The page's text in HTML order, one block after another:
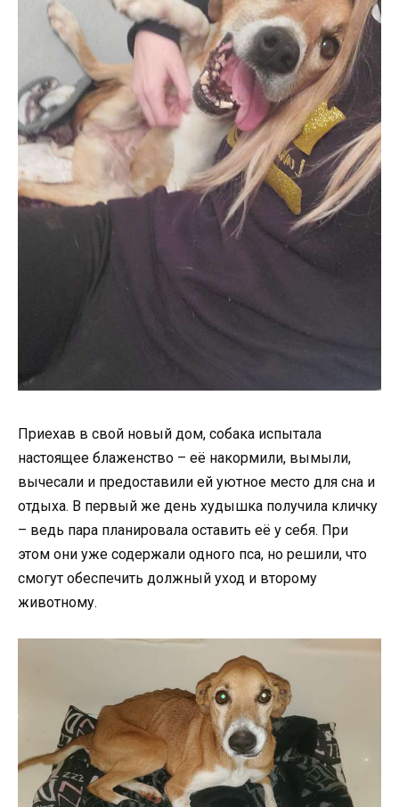
Приехав в свой новый дом, собака испытала
настоящее блаженство – её накормили, вымыли,
вычесали и предоставили ей уютное место для сна и
отдыха. В первый же день худышка получила кличку
– ведь пара планировала оставить её у себя. При
этом они уже содержали одного пса, но решили, что
смогут обеспечить должный уход и второму
животному.